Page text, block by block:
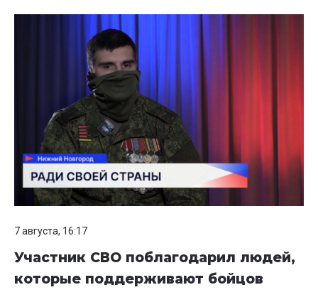
7 августа, 16:17
Участник СВО поблагодарил людей,
которые поддерживают бойцов